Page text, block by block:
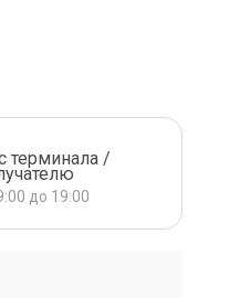
терминала /
до 19:00